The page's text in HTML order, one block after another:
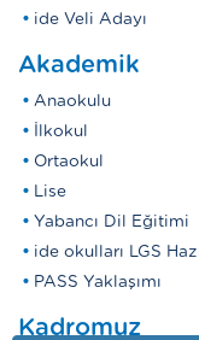
ide Veli Adayı
Akademik
Anaokulu
İlkokul
Ortaokul
Lise
Yabancı Dil Eğitimi
ide okulları LGS
PASS Yaklaşımı
Kadromuz